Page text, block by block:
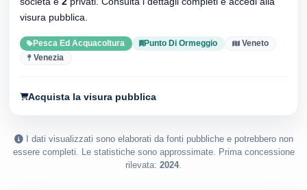
società e 2 privati. Consulta i dettagli completi e accedi alla
visura pubblica.
Pesca Ed Acquacoltura Punto Di Ormeggio
Veneto
Venezia
Acquista la visura pubblica
I dati visualizzati sono elaborati da fonti pubbliche e potrebbero non
essere completi. Le statistiche sono approssimate. Prima concessione
rilevata: 2024.